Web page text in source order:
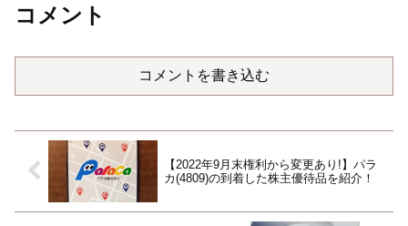
コメント
コメントを書き込む
【2022年9月末権利から変更あり!】パラ
カ(4809)の到着した株主優待品を紹介！